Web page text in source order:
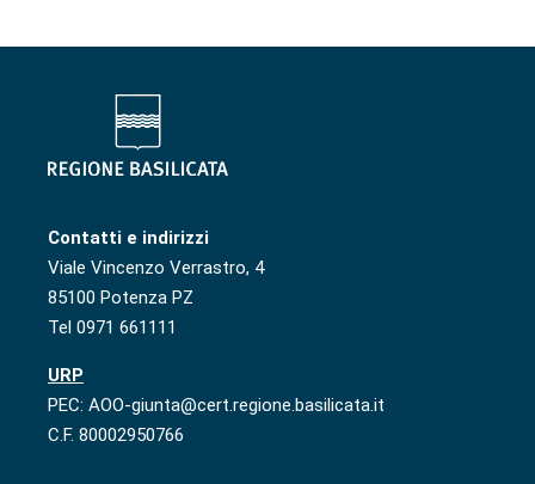
Contatti e indirizzi
Viale Vincenzo Verrastro, 4
85100 Potenza PZ
Tel 0971 661111
URP
PEC: AOO-giunta@cert.regione.basilicata.it
C.F. 80002950766